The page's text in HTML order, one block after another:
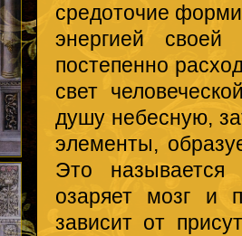
средоточие
энергией
постепенно
свет
душу небесную,
элементы,
Это называется
озаряет мозг и
зависит от